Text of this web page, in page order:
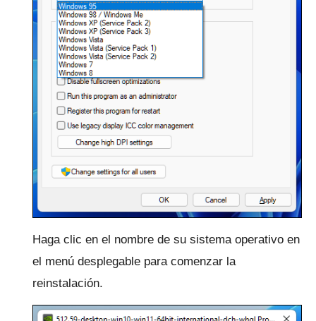
Haga clic en el nombre de su sistema operativo en
el menú desplegable para comenzar la
reinstalación.